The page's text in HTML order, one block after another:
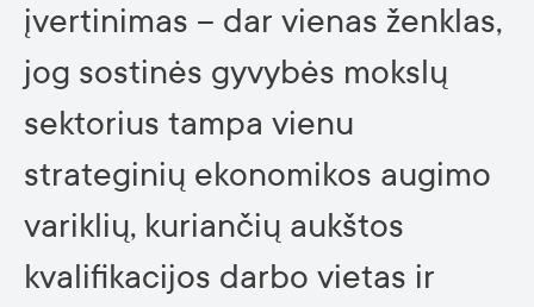
įvertinimas – dar vienas ženklas,
jog sostinės gyvybės mokslų
sektorius tampa vienu
strateginių ekonomikos augimo
variklių, kuriančių aukštos
kvalifikacijos darbo vietas ir